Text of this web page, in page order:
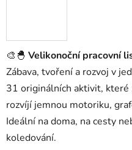
🎨🐣 Velikonoční pracovní
Zábava, tvoření a rozvoj v
31 originálních aktivit, které
rozvíjí jemnou motoriku,
Ideální na doma, na cesty
koledování.